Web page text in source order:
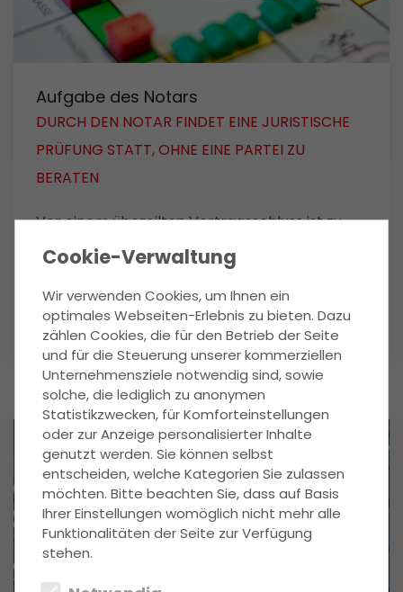
Aufgabe des Notars
DURCH DEN NOTAR FINDET EINE JURISTISCHE
PRÜFUNG STATT, OHNE EINE PARTEI ZU
BERATEN
Vor einem übereilten Vertragsschluss ist zu
warnen. Zuvor sollte eine anwaltliche Prüfung
der Kaufvertragsunterlagen stattfinden.
mehr Infos
Cookie-Verwaltung
Wir verwenden Cookies, um Ihnen ein
optimales Webseiten-Erlebnis zu bieten. Dazu
zählen Cookies, die für den Betrieb der Seite
und für die Steuerung unserer kommerziellen
Unternehmensziele notwendig sind, sowie
solche, die lediglich zu anonymen
Statistikzwecken, für Komforteinstellungen
oder zur Anzeige personalisierter Inhalte
genutzt werden. Sie können selbst
entscheiden, welche Kategorien Sie zulassen
möchten. Bitte beachten Sie, dass auf Basis
Ihrer Einstellungen womöglich nicht mehr alle
Funktionalitäten der Seite zur Verfügung
stehen.